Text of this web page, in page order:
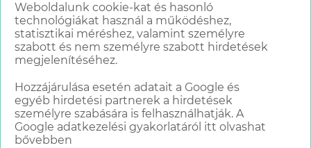
Weboldalunk cookie-kat és hasonló
technológiákat használ a működéshez,
statisztikai méréshez, valamint személyre
szabott és nem személyre szabott hirdetések
megjelenítéséhez.
Hozzájárulása esetén adatait a Google és
egyéb hirdetési partnerek a hirdetések
személyre szabására is felhasználhatják. A
Google adatkezelési gyakorlatáról itt olvashat
bővebben
Bármikor jogosultak vagyunk jelen Tájékoztatót egyoldalúan
módosítani.
Stand Up Comedy Humortársulat Kft.
Adatkezelő